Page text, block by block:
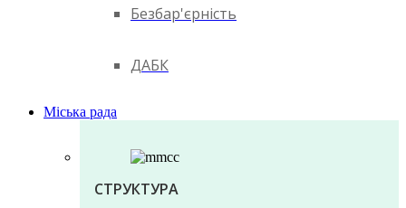
Безбар'єрність
ДАБК
Міська рада
СТРУКТУРА